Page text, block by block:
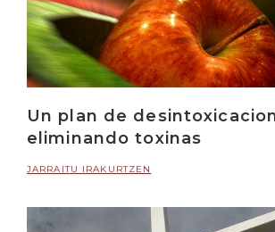
Un plan de
eliminando toxinas
JARRAITU IRAKURTZEN